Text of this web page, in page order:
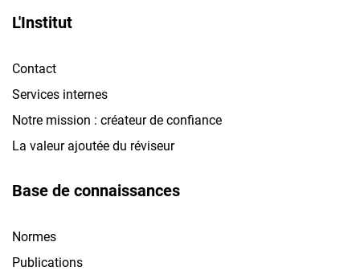
L'Institut
Contact
Services internes
Notre mission : créateur de confiance
La valeur ajoutée du réviseur
Base de connaissances
Normes
Publications